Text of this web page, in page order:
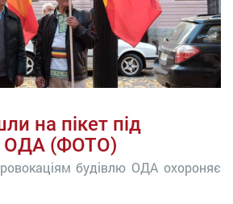
на пікет під
ОДА (ФОТО)
будівлю ОДА охороняє